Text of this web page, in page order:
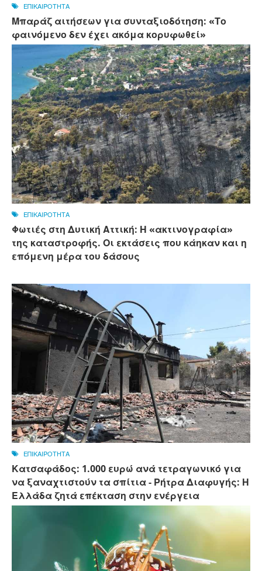
ΕΠΙΚΑΙΡΟΤΗΤΑ
Μπαράζ αιτήσεων για συνταξιοδότηση: «Το
φαινόμενο δεν έχει ακόμα κορυφωθεί»
ΕΠΙΚΑΙΡΟΤΗΤΑ
Φωτιές στη Δυτική Αττική: Η «ακτινογραφία»
της καταστροφής. Οι εκτάσεις που κάηκαν και η
επόμενη μέρα του δάσους
ΕΠΙΚΑΙΡΟΤΗΤΑ
Κατσαφάδος: 1.000 ευρώ ανά τετραγωνικό για
να ξαναχτιστούν τα σπίτια - Ρήτρα Διαφυγής: Η
Ελλάδα ζητά επέκταση στην ενέργεια